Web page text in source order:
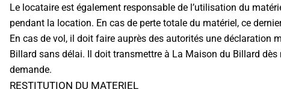
Le locataire est également responsable de l’utilisation du
pendant la location. En cas de perte totale du matériel, ce
En cas de vol, il doit faire auprès des autorités une
Billard sans délai. Il doit transmettre à La Maison du Billard
demande.
RESTITUTION DU MATERIEL